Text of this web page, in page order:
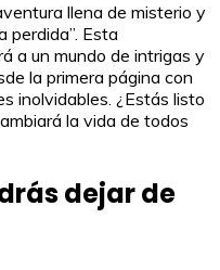
llena de misterio y
perdida”. Esta
a un mundo de intrigas y
la primera página con
inolvidables. ¿Estás listo
la vida de todos
dejar de